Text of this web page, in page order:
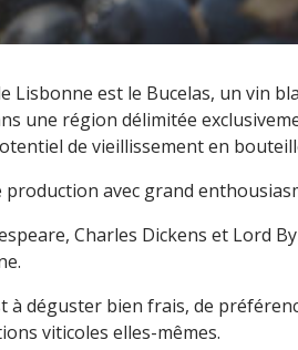
Lisbonne est le Bucelas, un vin
une région délimitée
de vieillissement en
avec grand
Charles Dickens et Lord
à déguster bien frais, de
viticoles elles-mêmes.